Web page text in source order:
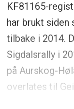
KF81165-
har brukt siden
tilbake i 2014.
Sigdalsrally i
på Aurskog-
overlates til